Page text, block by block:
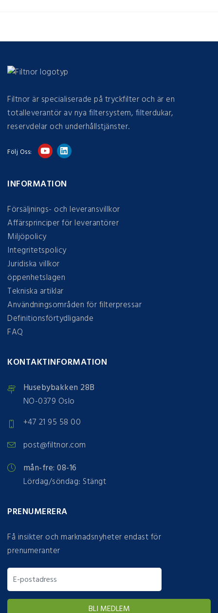
Filtnor är specialiserade på tryckfilter och är en
totalleverantör av nya filtersystem, filterdukar,
reservdelar och underhållstjänster.
Följ Oss:
INFORMATION
Försäljnings- och leveransvillkor
Affärsprinciper för leverantörer
Miljöpolicy
Integritetspolicy
Juridiska villkor
öppenhetslagen
Tekniska artiklar
Användningsområden för filterpressar
Definitionsförtydligande
FAQ
KONTAKTINFORMATION
Husebybakken 28B
NO-0379 Oslo
+47 21 95 58 00
post@filtnor.com
mån-fre: 08-16
Lördag/söndag: Stängt
PRENUMERERA
Få insikter och marknadsnyheter endast för
prenumeranter